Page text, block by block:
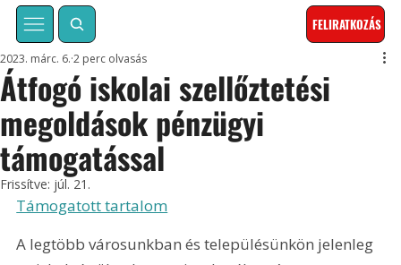
FELIRATKOZÁS
Átfogó iskolai szellőztetési
megoldások pénzügyi
támogatással
2023. márc. 6. 2 perc olvasás
Frissítve: júl. 21.
Támogatott tartalom
A legtöbb városunkban és településünkön jelenleg